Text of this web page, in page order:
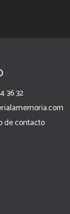
36 32
de contacto